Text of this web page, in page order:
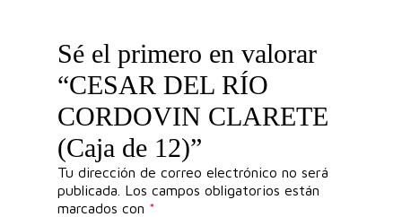
Sé el primero en valorar
“CESAR DEL RÍO
CORDOVIN CLARETE
(Caja de 12)”
Tu dirección de correo electrónico no será
publicada. Los campos obligatorios están
marcados con *